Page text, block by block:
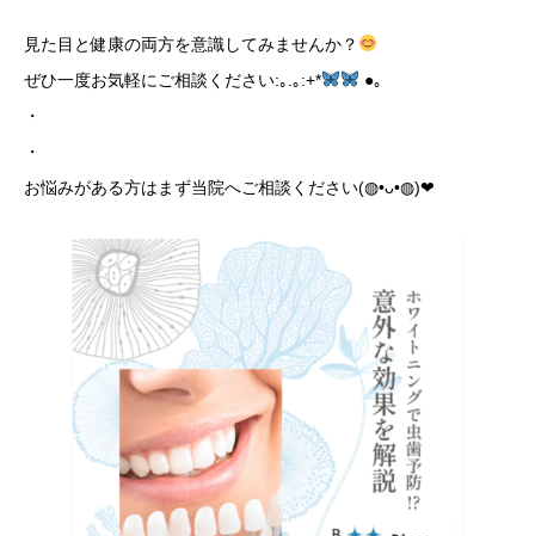
見た目と健康の両方を意識してみませんか？
ぜひ一度お気軽にご相談ください:｡.｡:+*
●｡
・
・
お悩みがある方はまず当院へご相談ください(◍•ᴗ•◍)❤︎